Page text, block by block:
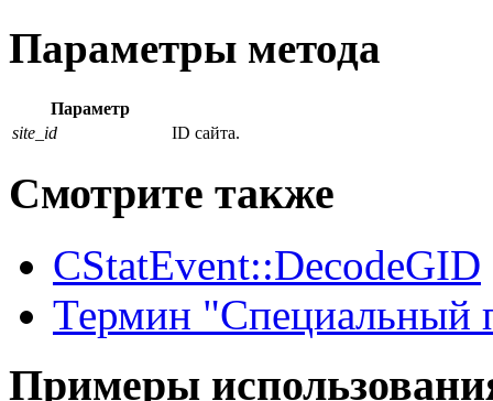
Параметры метода
Параметр
site_id
ID сайта.
Смотрите также
CStatEvent::DecodeGID
Термин "Специальный
Примеры